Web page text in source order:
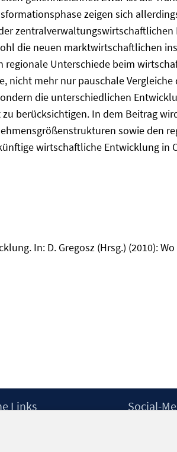
zeigen sich
die neuen marktwirtschaftlichen
Unterschiede beim
nicht mehr nur pauschale
die unterschiedlichen
berücksichtigen. In dem Beitrag
sowie den
wirtschaftliche Entwicklung in
In: D. Gregosz (Hrsg.) (2010):
Links Social-